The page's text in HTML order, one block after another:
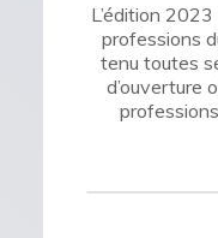
L’édition
professions
tenu toutes
d’ouverture